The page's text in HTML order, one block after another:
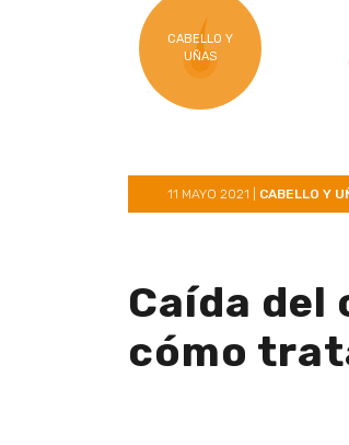
CABELLO Y
UÑAS
11 MAYO 2021 CABELLO Y
Caída del
cómo